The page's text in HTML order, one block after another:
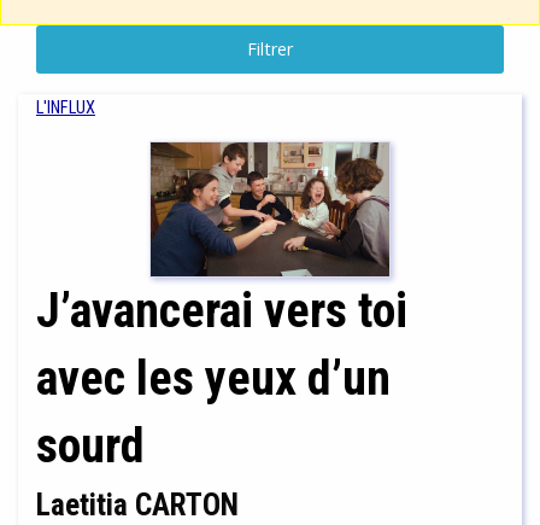
Filtrer
L'INFLUX
J’avancerai vers toi
avec les yeux d’un
sourd
Laetitia CARTON